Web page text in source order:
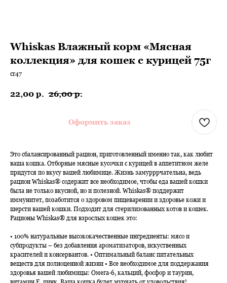
Whiskas Влажный корм «Мясная
коллекция» для кошек с курицей 75г
cr47
22,00 р. 26,00 р.
Оформить заказ
Это сбалансированный рацион, приготовленный именно так, как любит
ваша кошка. Отборные мясные кусочки с курицей в аппетитном желе
придутся по вкусу вашей любимице. Жизнь замурррчательна, ведь
рацион Whiskas® содержит все необходимое, чтобы еда вашей кошки
была не только вкусной, но и полезной. Whiskas® поддержит
иммунитет, позаботится о здоровом пищеварении и здоровье кожи и
шерсти вашей кошки. Подходит для стерилизованных котов и кошек.
Рационы Whiskas® для взрослых кошек это:
• 100% натуральные высококачественные ингредиенты: мясо и
субпродукты – без добавления ароматизаторов, искуственных
красителей и консервантов. • Оптимальный баланс питательных
веществ для полноценной жизни • Все необходимое для поддержания
здоровья вашей любимицы: Омега-6, кальций, фосфор и таурин,